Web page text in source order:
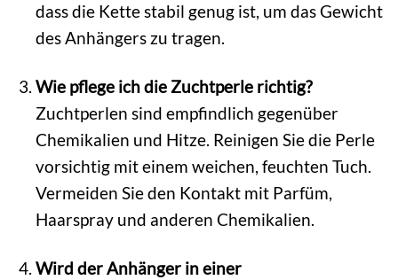
dass die Kette stabil genug ist, um das Gewicht
des Anhängers zu tragen.
Wie pflege ich die Zuchtperle richtig?
Zuchtperlen sind empfindlich gegenüber
Chemikalien und Hitze. Reinigen Sie die Perle
vorsichtig mit einem weichen, feuchten Tuch.
Vermeiden Sie den Kontakt mit Parfüm,
Haarspray und anderen Chemikalien.
Wird der Anhänger in einer